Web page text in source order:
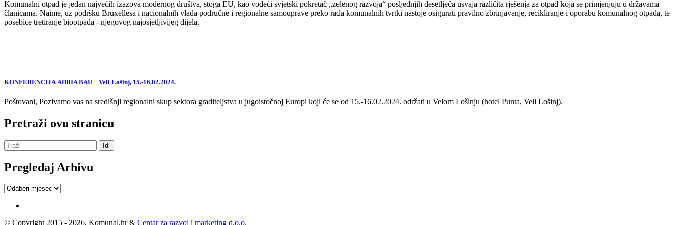
Komunalni otpad je jedan najvećih izazova modernog društva, stoga EU, kao vodeći svjetski pokretač „zelenog razvoja“ posljednjih desetljeća usvaja različita rješenja za otpad koja se primjenjuju u državama
članicama. Naime, uz podršku Bruxellesa i nacionalnih vlada područne i regionalne samouprave preko rada komunalnih tvrtki nastoje osigurati pravilno zbrinjavanje, recikliranje i oporabu komunalnog otpada, te
posebice tretiranje biootpada - njegovog najosjetljivijeg dijela.
KONFERENCIJA ADRIA BAU – Veli Lošinj, 15.-16.02.2024.
Poštovani, Pozivamo vas na središnji regionalni skup sektora graditeljstva u jugoistočnoj Europi koji će se od 15.-16.02.2024. održati u Velom Lošinju (hotel Punta, Veli Lošinj).
Pretraži ovu stranicu
Pregledaj Arhivu
Pregledaj
© Copyright 2015 - 2026, Komunal.hr & Centar za razvoj i marketing d.o.o.